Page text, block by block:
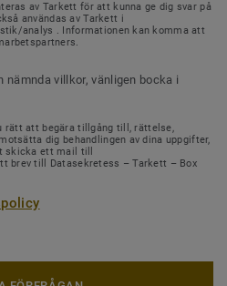
av Tarkett för att kunna ge dig svar på
användas av Tarkett i
analys . Informationen kan komma att
nämnda villkor, vänligen bocka i
rätt att begära tillgång till, rättelse,
dig behandlingen av dina uppgifter,
skicka ett mail till
brev till Datasekretess – Tarkett – Box